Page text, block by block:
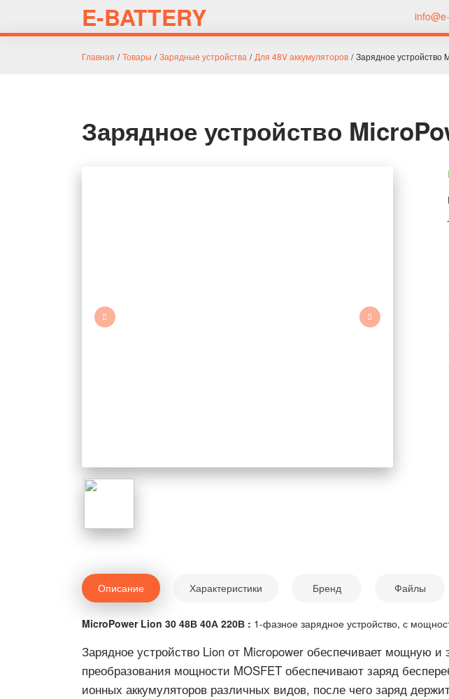
E-BATTERY
Главная / Товары / Зарядные устройства / Для 48V аккумуляторов / Зарядное устройство
Зарядное устройство
Описание Характеристики Бренд Файлы
MicroPower Lion 30 48В 40А 220В : 1-фазное зарядное устройство, с
Зарядное устройство Lion от Micropower обеспечивает мощную
преобразования мощности MOSFET обеспечивают заряд
ионных аккумуляторов различных видов, после чего заряд